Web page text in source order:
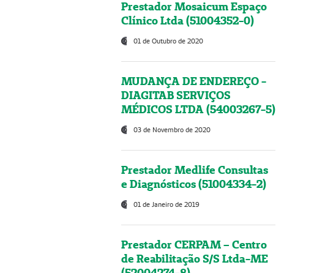
Prestador Mosaicum Espaço
Clínico Ltda (51004352-0)
01 de Outubro de 2020
MUDANÇA DE ENDEREÇO -
DIAGITAB SERVIÇOS
MÉDICOS LTDA (54003267-5)
03 de Novembro de 2020
Prestador Medlife Consultas
e Diagnósticos (51004334-2)
01 de Janeiro de 2019
Prestador CERPAM – Centro
de Reabilitação S/S Ltda-ME